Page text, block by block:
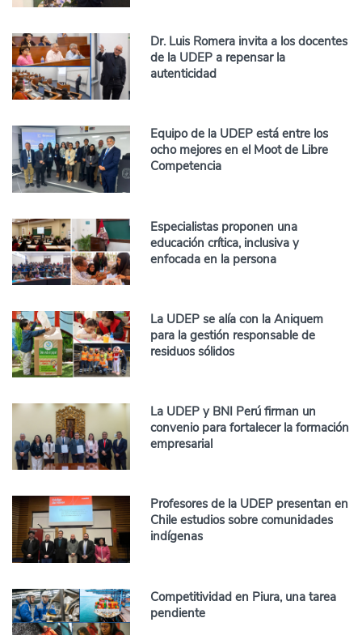
Dr. Luis Romera invita a los docentes
de la UDEP a repensar la
autenticidad
Equipo de la UDEP está entre los
ocho mejores en el Moot de Libre
Competencia
Especialistas proponen una
educación crítica, inclusiva y
enfocada en la persona
La UDEP se alía con la Aniquem
para la gestión responsable de
residuos sólidos
La UDEP y BNI Perú firman un
convenio para fortalecer la formación
empresarial
Profesores de la UDEP presentan en
Chile estudios sobre comunidades
indígenas
Competitividad en Piura, una tarea
pendiente